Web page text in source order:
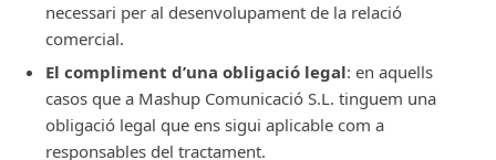
necessari per al desenvolupament de la relació
comercial.
El compliment d’una obligació legal: en aquells
casos que a Mashup Comunicació S.L. tinguem una
obligació legal que ens sigui aplicable com a
responsables del tractament.